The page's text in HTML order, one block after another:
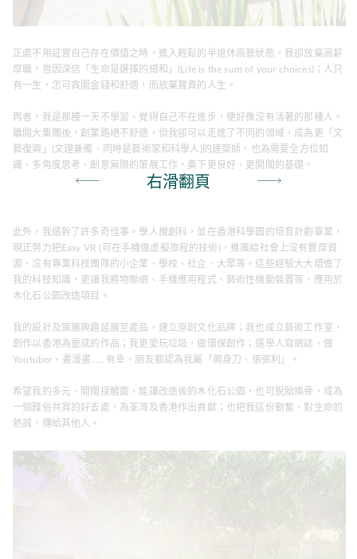
正處不用証實自己存在價值之時，進入輕鬆的半退休高管狀態，我卻放棄高薪
厚職，皆因深信「生命是選擇的總和」(Life is the sum of your choices)；人只
有一生，怎可貪圖金錢和舒適，而放棄寶貴的人生。
再者，我是那種一天不學習、覺得自己不在進步，便好像沒有活著的那種人。
離開大集團後，創業路絕不舒適，但我卻可以走進了不同的領域，成為更「文
藝復興」(文理兼備、同時是藝術家和科學人)的建築師，也為需要全方位知
識、多角度思考、創意無限的策展工作，奠下更良好、更開闊的基礎。
此外，我還幹了許多奇怪事。學人攪創科，並在香港科學園的培育計劃畢業，
現正努力把Easy VR (可在手機做虛擬旅程的技術)，推廣給社會上沒有豐厚資
源、沒有專業科技團隊的小企業、學校、社企、大眾等。這些經驗大大增進了
我的科技知識，更讓我將物聯網、手機應用程式、藝術性機動裝置等，應用於
木化石公園改造項目。
我的設計及策展興趣延展至產品，建立原創文化品牌；我也成立藝術工作室，
創作以香港為靈感的作品；我更愛玩垃圾，做環保創作；還學人寫網誌、做
Youtuber、畫漫畫….. 有幸，朋友都認為我屬「周身刀、張張利」。
希望我的多元、開闊接觸面，能讓改造後的木化石公園，也可脫胎換骨，成為
一個雅俗共賞的好去處，為荃灣及香港作出貢獻；也把我這份勤奮、對生命的
熱誠，傳給其他人。
右滑翻頁